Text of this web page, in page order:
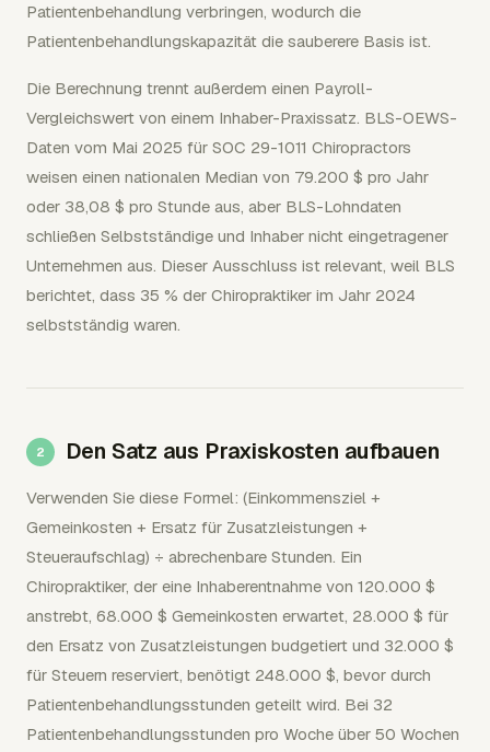
Patientenbehandlung verbringen, wodurch die
Patientenbehandlungskapazität die sauberere Basis ist.
Die Berechnung trennt außerdem einen Payroll-
Vergleichswert von einem Inhaber-Praxissatz. BLS-OEWS-
Daten vom Mai 2025 für SOC 29-1011 Chiropractors
weisen einen nationalen Median von 79.200 $ pro Jahr
oder 38,08 $ pro Stunde aus, aber BLS-Lohndaten
schließen Selbstständige und Inhaber nicht eingetragener
Unternehmen aus. Dieser Ausschluss ist relevant, weil BLS
berichtet, dass 35 % der Chiropraktiker im Jahr 2024
selbstständig waren.
Den Satz aus Praxiskosten aufbauen
Verwenden Sie diese Formel: (Einkommensziel +
Gemeinkosten + Ersatz für Zusatzleistungen +
Steueraufschlag) ÷ abrechenbare Stunden. Ein
Chiropraktiker, der eine Inhaberentnahme von 120.000 $
anstrebt, 68.000 $ Gemeinkosten erwartet, 28.000 $ für
den Ersatz von Zusatzleistungen budgetiert und 32.000 $
für Steuern reserviert, benötigt 248.000 $, bevor durch
Patientenbehandlungsstunden geteilt wird. Bei 32
Patientenbehandlungsstunden pro Woche über 50 Wochen